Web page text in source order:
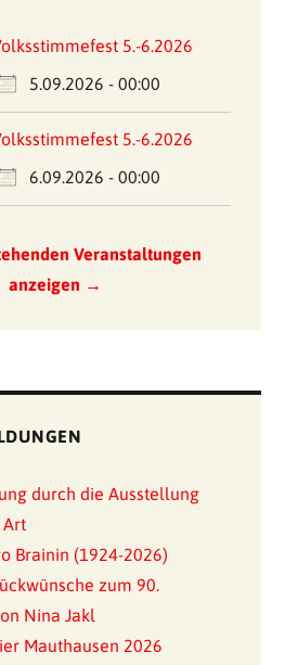
5.-6.2026
5.09.2026 - 00:00
5.-6.2026
6.09.2026 - 00:00
Veranstaltungen
anzeigen →
durch die Ausstellung
Brainin (1924-2026)
zum 90.
Nina Jakl
Mauthausen 2026